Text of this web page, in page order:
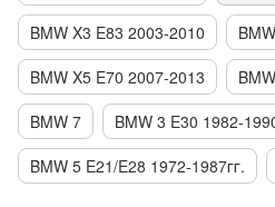
BMW X3 E83 2003-2010
BMW X5 E70 2007-2013
BMW 7
BMW 3 E30 1982-
BMW 5 E21/E28 1972-1987гг.